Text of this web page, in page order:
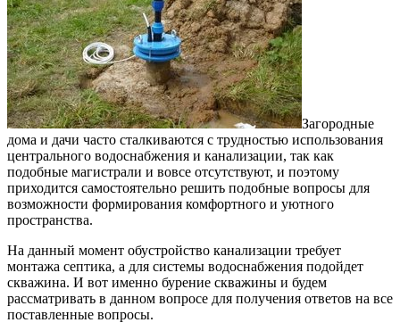
Загородные
дома и дачи часто сталкиваются с трудностью использования
центрального водоснабжения и канализации, так как
подобные магистрали и вовсе отсутствуют, и поэтому
приходится самостоятельно решить подобные вопросы для
возможности формирования комфортного и уютного
пространства.
На данный момент обустройство канализации требует
монтажа септика, а для системы водоснабжения подойдет
скважина. И вот именно бурение скважины и будем
рассматривать в данном вопросе для получения ответов на все
поставленные вопросы.